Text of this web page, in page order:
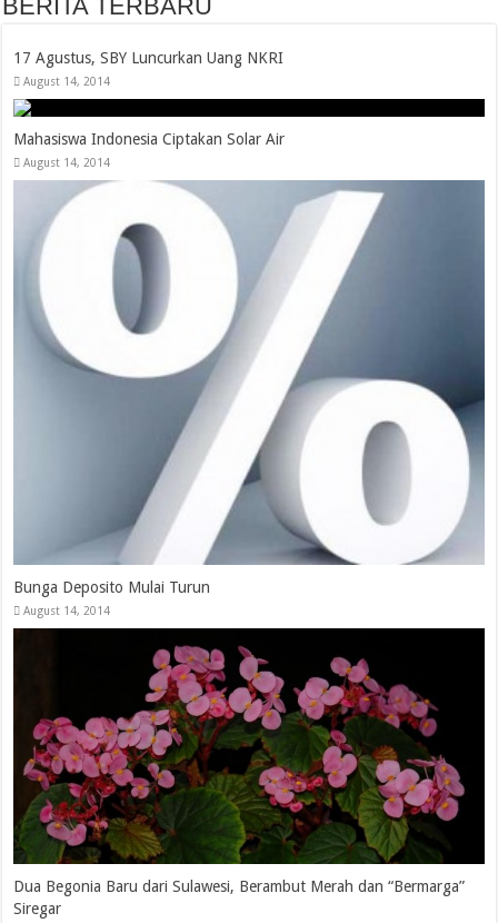
BERITA TERBARU
17 Agustus, SBY Luncurkan Uang NKRI
August 14, 2014
Mahasiswa Indonesia Ciptakan Solar Air
August 14, 2014
Bunga Deposito Mulai Turun
August 14, 2014
Dua Begonia Baru dari Sulawesi, Berambut Merah dan “Bermarga”
Siregar